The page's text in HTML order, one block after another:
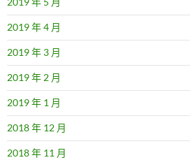
2019 年 4 月
2019 年 3 月
2019 年 2 月
2019 年 1 月
2018 年 12 月
2018 年 11 月